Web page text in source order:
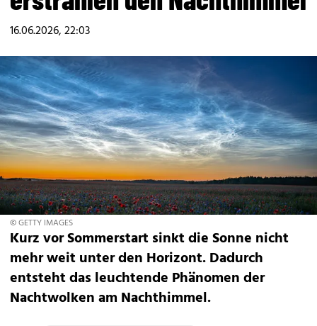
16.06.2026, 22:03
© GETTY IMAGES
Kurz vor Sommerstart sinkt die Sonne nicht
mehr weit unter den Horizont. Dadurch
entsteht das leuchtende Phänomen der
Nachtwolken am Nachthimmel.